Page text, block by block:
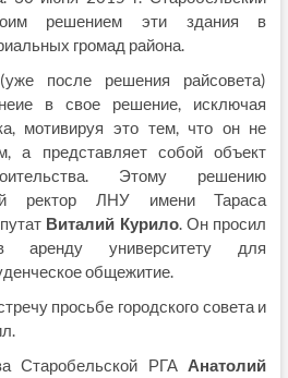
решением эти здания в
громад района.
после решения райсовета)
в свое решение, исключая
мотивируя это тем, что он не
а представляет собой объект
Этому решению
ректор ЛНУ имени Тараса
Виталий Курило. Он просил
аренду университету для
общежитие.
просьбе городского совета и
Старобельской РГА Анатолий